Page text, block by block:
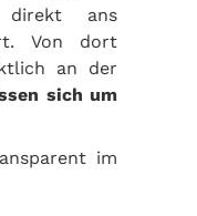
direkt ans
Von dort
an der
sich um
im